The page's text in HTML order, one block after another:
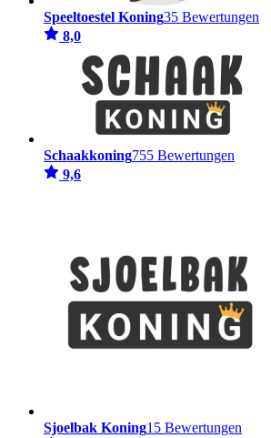
Speeltoestel Koning35 Bewertungen
8,0
Schaakkoning755 Bewertungen
9,6
Sjoelbak Koning15 Bewertungen